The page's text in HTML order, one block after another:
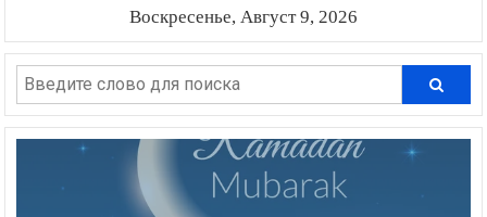
Воскресенье, Август 9, 2026